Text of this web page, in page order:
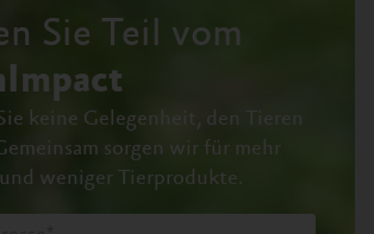
Sie Teil vom
keine Gelegenheit, den Tieren
sorgen wir für mehr
weniger Tierprodukte.